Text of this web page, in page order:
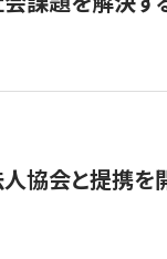
協会と提携を